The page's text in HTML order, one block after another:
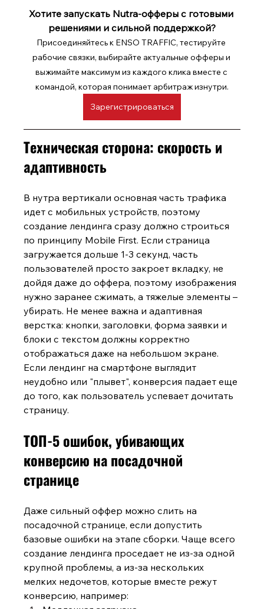
Хотите запускать Nutra-офферы с готовыми
решениями и сильной поддержкой?
Присоединяйтесь к ENSO TRAFFIC, тестируйте
рабочие связки, выбирайте актуальные офферы и
выжимайте максимум из каждого клика вместе с
командой, которая понимает арбитраж изнутри.
Зарегистрироваться
Техническая сторона: скорость и
адаптивность
В нутра вертикали основная часть трафика
идет с мобильных устройств, поэтому
создание лендинга сразу должно строиться
по принципу Mobile First. Если страница
загружается дольше 1-3 секунд, часть
пользователей просто закроет вкладку, не
дойдя даже до оффера, поэтому изображения
нужно заранее сжимать, а тяжелые элементы –
убирать. Не менее важна и адаптивная
верстка: кнопки, заголовки, форма заявки и
блоки с текстом должны корректно
отображаться даже на небольшом экране.
Если лендинг на смартфоне выглядит
неудобно или "плывет", конверсия падает еще
до того, как пользователь успевает дочитать
страницу.
ТОП-5 ошибок, убивающих
конверсию на посадочной
странице
Даже сильный оффер можно слить на
посадочной странице, если допустить
базовые ошибки на этапе сборки. Чаще всего
создание лендинга проседает не из-за одной
крупной проблемы, а из-за нескольких
мелких недочетов, которые вместе режут
конверсию, например: